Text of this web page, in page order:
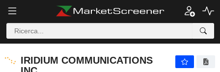
IRIDIUM COMMUNICATIONS